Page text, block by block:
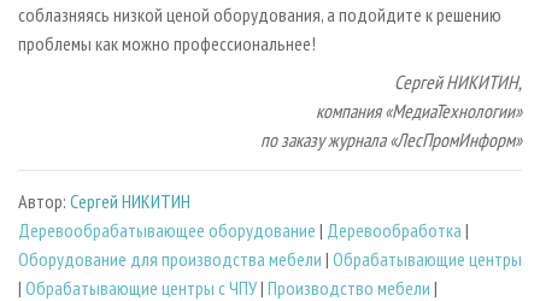
соблазняясь низкой ценой оборудования, а подойдите к решению
проблемы как можно профессиональнее!
Сергей НИКИТИН,
компания «МедиаТехнологии»
по заказу журнала «ЛесПромИнформ»
Автор: Сергей НИКИТИН
Деревообрабатывающее оборудование | Деревообработка |
Оборудование для производства мебели | Обрабатывающие центры
| Обрабатывающие центры с ЧПУ| Производство мебели |